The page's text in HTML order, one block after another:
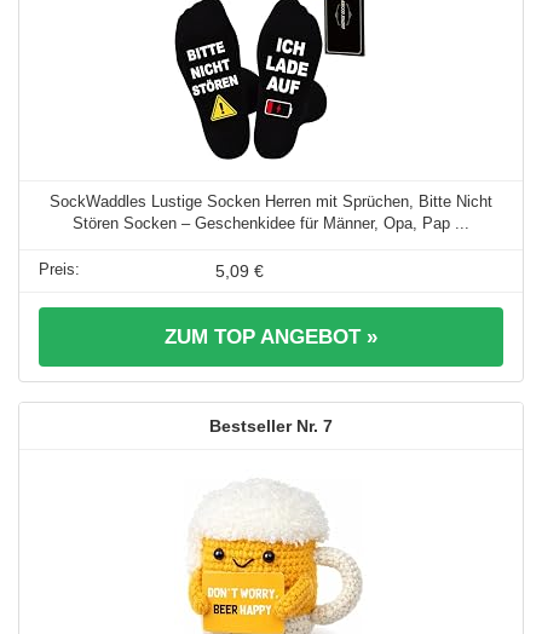
SockWaddles Lustige Socken Herren mit Sprüchen, Bitte Nicht
Stören Socken – Geschenkidee für Männer, Opa, Pap ...
5,09 €
ZUM TOP ANGEBOT »
7